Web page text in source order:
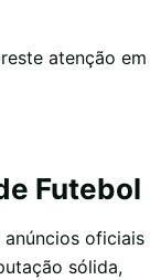
atenção em
Futebol
anúncios oficiais
sólida,